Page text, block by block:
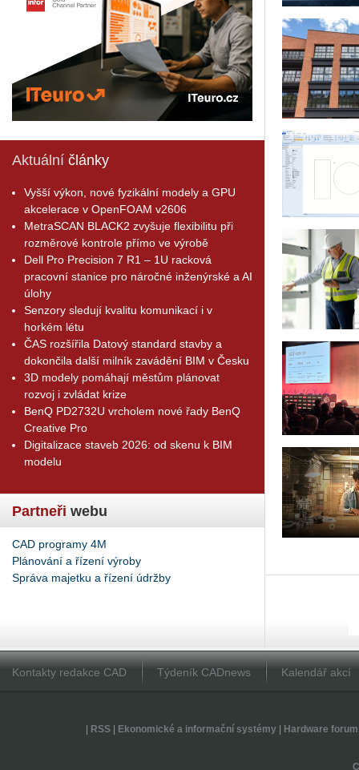
Aktuální články
Vyšší výkon, nové fyzikální modely a GPU
akcelerace v OpenFOAM v2606
MetraSCAN BLACK2 zvyšuje flexibilitu při
rozměrové kontrole přímo ve výrobě
Dell Pro Precision 7 R1 – 1U racková
pracovní stanice pro náročné inženýrské a AI
úlohy
Senzory sledují kvalitu komunikací i v
horkém létu
ČAS rozšířila Datový standard stavby a
dokončila další milník zavádění BIM v Česku
3D modely pomáhají městům plánovat
rozvoj i zvládat krize
BenQ PD2732U vrcholem nové řady BenQ
Creative Pro
Digitalizace staveb 2026: od skenu k BIM
modelu
Partneři webu
CAD programy 4M
Plánování a řízení výroby
Správa majetku a řízení údržby
Kontakty redakce CAD Týdeník CADnews Kalendář akcí
RSS| Ekonomické a informační systémy| Hardware forum